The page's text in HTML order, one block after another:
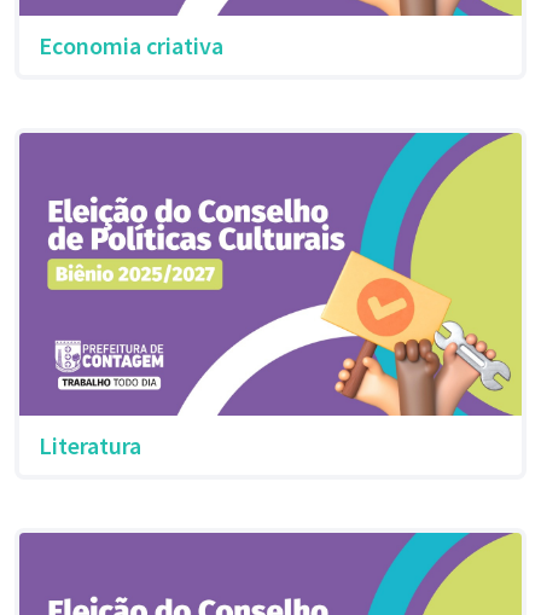
Economia criativa
Literatura